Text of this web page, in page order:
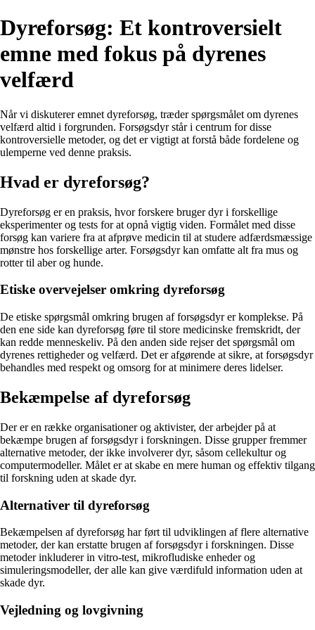
Dyreforsøg: Et kontroversielt
emne med fokus på dyrenes
velfærd
Når vi diskuterer emnet dyreforsøg, træder spørgsmålet om dyrenes
velfærd altid i forgrunden. Forsøgsdyr står i centrum for disse
kontroversielle metoder, og det er vigtigt at forstå både fordelene og
ulemperne ved denne praksis.
Hvad er dyreforsøg?
Dyreforsøg er en praksis, hvor forskere bruger dyr i forskellige
eksperimenter og tests for at opnå vigtig viden. Formålet med disse
forsøg kan variere fra at afprøve medicin til at studere adfærdsmæssige
mønstre hos forskellige arter. Forsøgsdyr kan omfatte alt fra mus og
rotter til aber og hunde.
Etiske overvejelser omkring dyreforsøg
De etiske spørgsmål omkring brugen af forsøgsdyr er komplekse. På
den ene side kan dyreforsøg føre til store medicinske fremskridt, der
kan redde menneskeliv. På den anden side rejser det spørgsmål om
dyrenes rettigheder og velfærd. Det er afgørende at sikre, at forsøgsdyr
behandles med respekt og omsorg for at minimere deres lidelser.
Bekæmpelse af dyreforsøg
Der er en række organisationer og aktivister, der arbejder på at
bekæmpe brugen af forsøgsdyr i forskningen. Disse grupper fremmer
alternative metoder, der ikke involverer dyr, såsom cellekultur og
computermodeller. Målet er at skabe en mere human og effektiv tilgang
til forskning uden at skade dyr.
Alternativer til dyreforsøg
Bekæmpelsen af dyreforsøg har ført til udviklingen af flere alternative
metoder, der kan erstatte brugen af forsøgsdyr i forskningen. Disse
metoder inkluderer in vitro-test, mikrofludiske enheder og
simuleringsmodeller, der alle kan give værdifuld information uden at
skade dyr.
Vejledning og lovgivning